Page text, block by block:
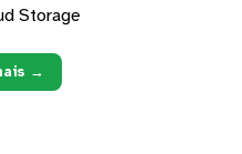
Storage
→